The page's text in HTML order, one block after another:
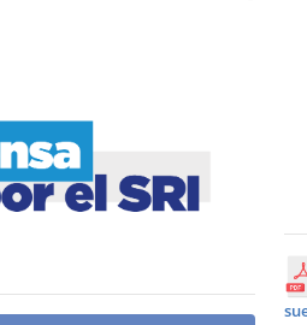
SUPERAN LOS USD 25.400